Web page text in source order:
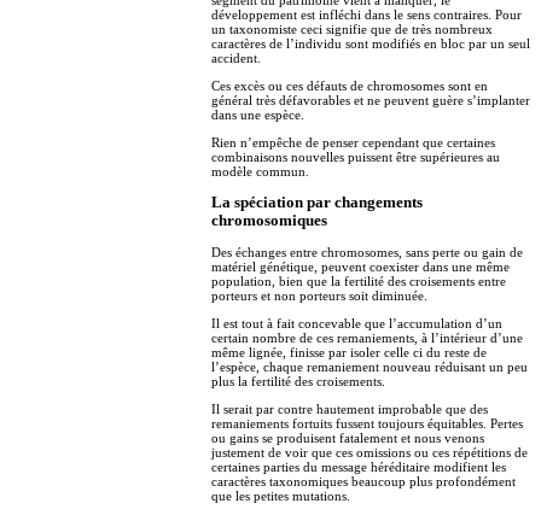
développement est infléchi dans le sens contraires. Pour
un taxonomiste ceci signifie que de très nombreux
caractères de l’individu sont modifiés en bloc par un seul
accident.
Ces excès ou ces défauts de chromosomes sont en
général très défavorables et ne peuvent guère s’implanter
dans une espèce.
Rien n’empêche de penser cependant que certaines
combinaisons nouvelles puissent être supérieures au
modèle commun.
La spéciation par changements
chromosomiques
Des échanges entre chromosomes, sans perte ou gain de
matériel génétique, peuvent coexister dans une même
population, bien que la fertilité des croisements entre
porteurs et non porteurs soit diminuée.
Il est tout à fait concevable que l’accumulation d’un
certain nombre de ces remaniements, à l’intérieur d’une
même lignée, finisse par isoler celle ci du reste de
l’espèce, chaque remaniement nouveau réduisant un peu
plus la fertilité des croisements.
Il serait par contre hautement improbable que des
remaniements fortuits fussent toujours équitables. Pertes
ou gains se produisent fatalement et nous venons
justement de voir que ces omissions ou ces répétitions de
certaines parties du message héréditaire modifient les
caractères taxonomiques beaucoup plus profondément
que les petites mutations.